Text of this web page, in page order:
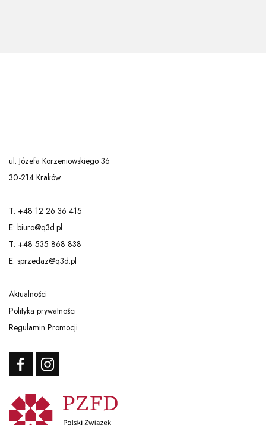
ul. Józefa Korzeniowskiego 36
30-214 Kraków
T: +48 12 26 36 415
E: biuro@q3d.pl
T: +48 535 868 838
E: sprzedaz@q3d.pl
Aktualności
Polityka prywatności
Regulamin Promocji